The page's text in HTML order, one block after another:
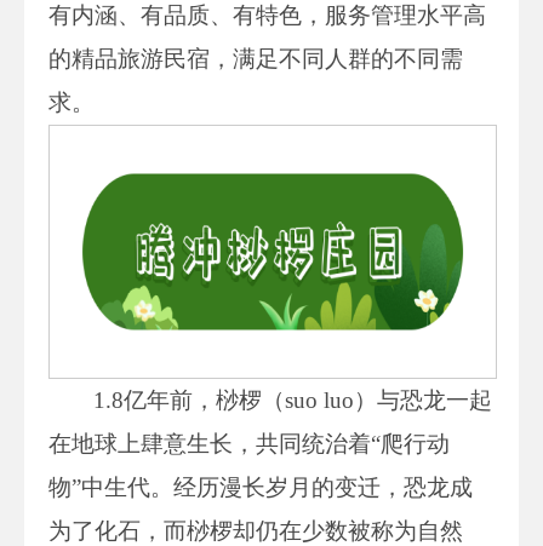
有内涵、有品质、有特色，服务管理水平高
的精品旅游民宿，满足不同人群的不同需
求。
1.8亿年前，桫椤（suo luo）与恐龙一起
在地球上肆意生长，共同统治着“爬行动
物”中生代。经历漫长岁月的变迁，恐龙成
为了化石，而桫椤却仍在少数被称为自然